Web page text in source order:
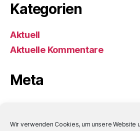
Wir verwenden Cookies, um unsere Website
Kategorien
Aktuell
Aktuelle Kommentare
Meta
Eintrags-Feed